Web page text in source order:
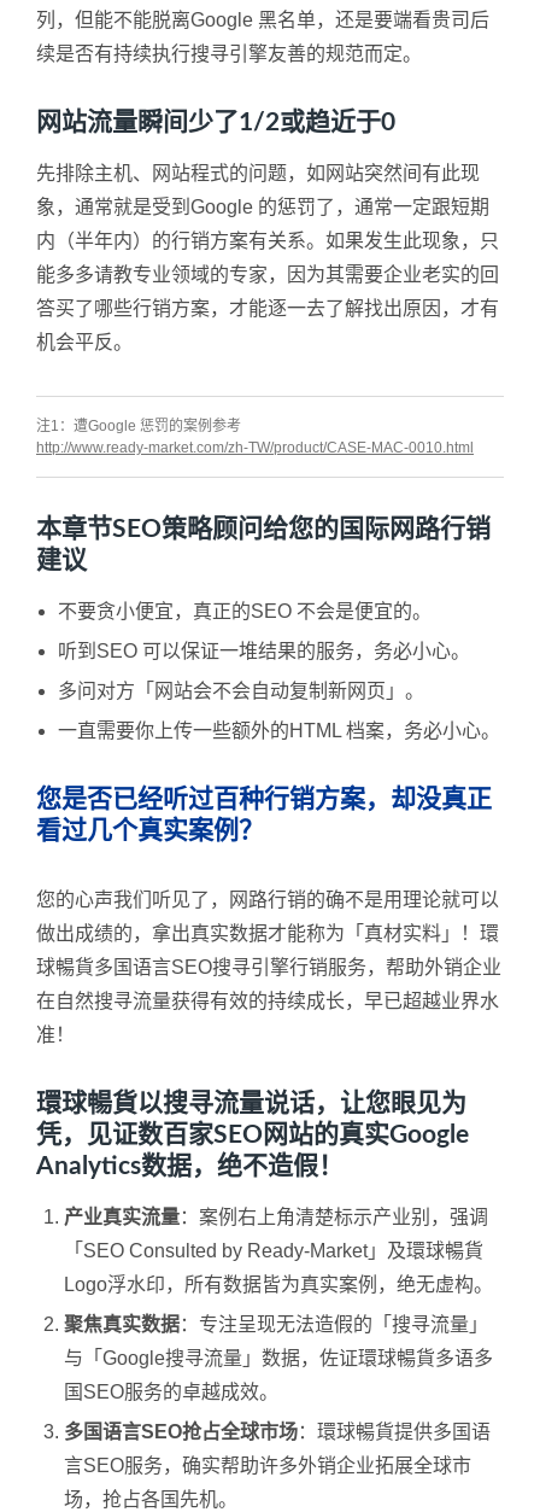
列，但能不能脱离Google 黑名单，还是要端看贵司后
续是否有持续执行搜寻引擎友善的规范而定。
网站流量瞬间少了1/2或趋近于0
先排除主机、网站程式的问题，如网站突然间有此现
象，通常就是受到Google 的惩罚了，通常一定跟短期
内（半年内）的行销方案有关系。如果发生此现象，只
能多多请教专业领域的专家，因为其需要企业老实的回
答买了哪些行销方案，才能逐一去了解找出原因，才有
机会平反。
注1：遭Google 惩罚的案例参考
http://www.ready-market.com/zh-TW/product/CASE-MAC-0010.html
本章节SEO策略顾问给您的国际网路行销
建议
不要贪小便宜，真正的SEO 不会是便宜的。
听到SEO 可以保证一堆结果的服务，务必小心。
多问对方「网站会不会自动复制新网页」。
一直需要你上传一些额外的HTML 档案，务必小心。
您是否已经听过百种行销方案，却没真正
看过几个真实案例？
您的心声我们听见了，网路行销的确不是用理论就可以
做出成绩的，拿出真实数据才能称为「真材实料」！環
球暢貨多国语言SEO搜寻引擎行销服务，帮助外销企业
在自然搜寻流量获得有效的持续成长，早已超越业界水
准！
環球暢貨以搜寻流量说话，让您眼见为
凭，见证数百家SEO网站的真实Google
Analytics数据，绝不造假！
产业真实流量：案例右上角清楚标示产业别，强调
「SEO Consulted by Ready-Market」及環球暢貨
Logo浮水印，所有数据皆为真实案例，绝无虚构。
聚焦真实数据：专注呈现无法造假的「搜寻流量」
与「Google搜寻流量」数据，佐证環球暢貨多语多
国SEO服务的卓越成效。
多国语言SEO抢占全球市场：環球暢貨提供多国语
言SEO服务，确实帮助许多外销企业拓展全球市
场，抢占各国先机。